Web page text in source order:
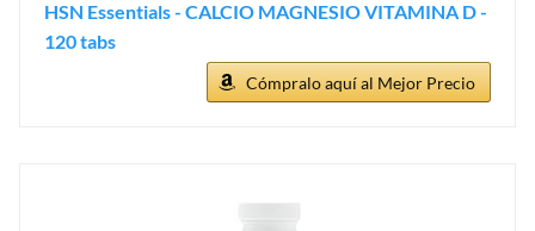
HSN Essentials - CALCIO MAGNESIO VITAMINA D -
120 tabs
Cómpralo aquí al Mejor Precio